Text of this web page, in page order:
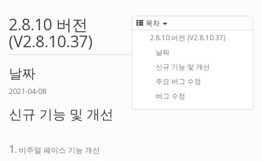
목차
2.8.10 버전 (V2.8.10.37)
날짜
신규 기능 및 개선
주요 버그 수정
버그 수정
2.8.10 버전
(V2.8.10.37)
날짜
2021-04-08
신규 기능 및 개선
1. 비주얼 페이스 기능 개선